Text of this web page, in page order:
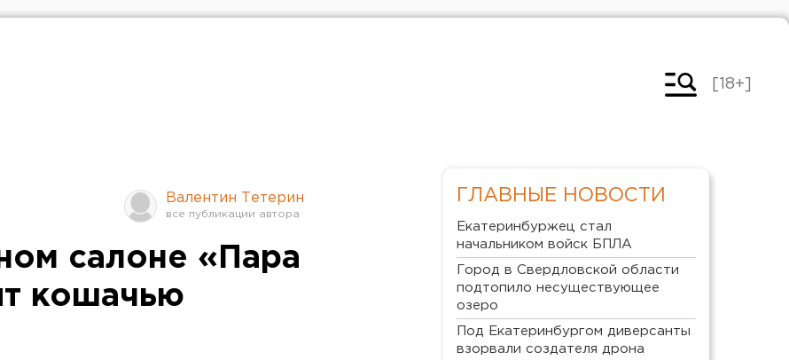
[18+]
Валентин Тетерин
салоне «Пара
кошачью
ГЛАВНЫЕ НОВОСТИ
Екатеринбуржец стал
начальником войск БПЛА
Город в Свердловской области
подтопило несуществующее
озеро
Под Екатеринбургом диверсанты
взорвали создателя дрона